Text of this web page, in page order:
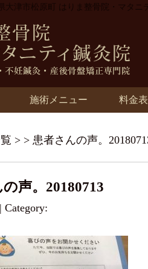
大津市松原町 はりま整骨院・マタニ
施術メニュー 料金表
> > 患者さんの声。
声。20180713
Category: